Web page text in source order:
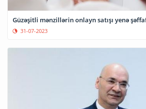
Güzəşitli mənzillərin onlayn satışı yenə
31-07-2023